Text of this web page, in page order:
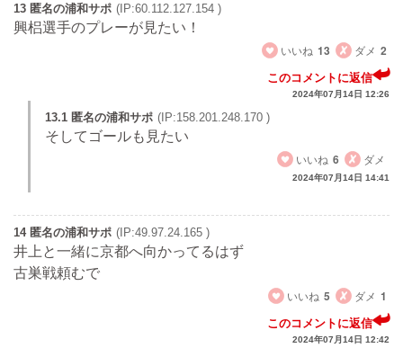
13 匿名の浦和サポ (IP:60.112.127.154 )
興梠選手のプレーが見たい！
いいね 13 ダメ 2
このコメントに返信
2024年07月14日 12:26
13.1 匿名の浦和サポ (IP:158.201.248.170 )
そしてゴールも見たい
いいね 6 ダメ
2024年07月14日 14:41
14 匿名の浦和サポ (IP:49.97.24.165 )
井上と一緒に京都へ向かってるはず
古巣戦頼むで
いいね 5 ダメ 1
このコメントに返信
2024年07月14日 12:42